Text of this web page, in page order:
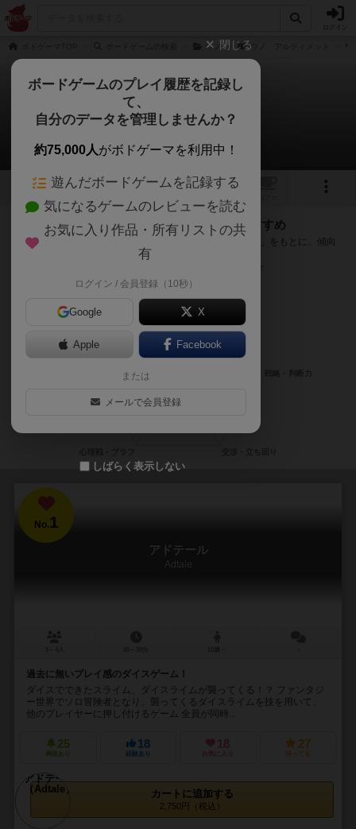
ウノ ウノ アルティメット
ウノ アルティメット
次のおすすめボードゲーム
1
『ウノ アルティメット』が好きな方へのおすすめ
このゲームのトップページで投票された「プレイ感の評価」をもとに、傾向
が近いボードゲームをランキング形式で紹介します。
No.1
アドテール
Adtale
過去に無いプレイ感のダイスゲーム！
ダイスでできたスライム、ダイスライムが襲ってくる！？ ファンタジ
ー世界でソロ冒険者となり、襲ってくるダイスライムを技を用いて、
他のプレイヤーに押し付けるゲーム 全員が同時...
25
興味あり
18
経験あり
18
お気に入り
27
持ってる
カートに追加する
2,750円（税込）
閉じる
ボードゲームのプレイ履歴を記録し
て、
自分のデータを管理しませんか？
約75,000人がボドゲーマを利用中！
遊んだボードゲームを記録する
気になるゲームのレビューを読む
お気に入り作品・所有リストの共
有
ログイン / 会員登録（10秒）
Google X
Apple Facebook
または
メールで会員登録
しばらく表示しない